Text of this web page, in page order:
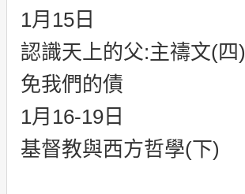
1月15日
認識天上的父:主禱文(四)
免我們的債
1月16-19日
基督教與西方哲學(下)